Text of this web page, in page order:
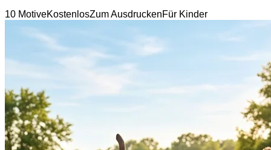
10 MotiveKostenlosZum AusdruckenFür Kinder